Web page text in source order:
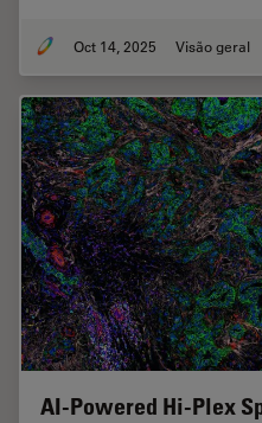
Oct 14, 2025 Visão geral
AI-Powered Hi-Plex